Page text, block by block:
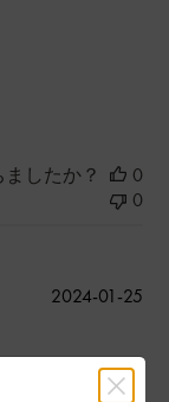
したか？
0
0
公
2024-01-25